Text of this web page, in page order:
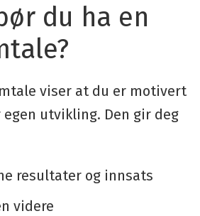
du ha en
viser at du er motivert
utvikling. Den gir deg
resultater og innsats
videre